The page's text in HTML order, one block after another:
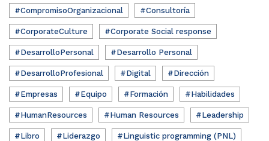
#CompromisoOrganizacional #Consultoría
#CorporateCulture #Corporate Social response
#DesarrolloPersonal #Desarrollo Personal
#DesarrolloProfesional #Digital #Dirección
#Empresas #Equipo #Formación #Habilidades
#HumanResources #Human Resources #Leadership
#Libro #Liderazgo #Linguistic programming (PNL)